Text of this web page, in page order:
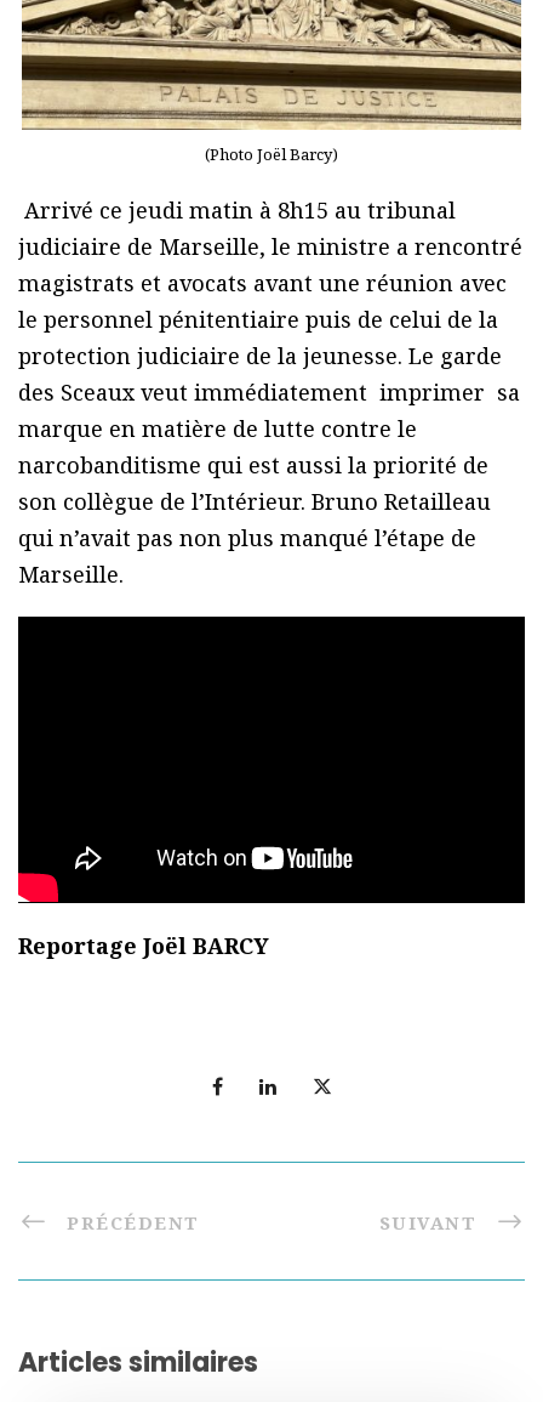
(Photo Joël Barcy)
Arrivé ce jeudi matin à 8h15 au tribunal
judiciaire de Marseille, le ministre a rencontré
magistrats et avocats avant une réunion avec
le personnel pénitentiaire puis de celui de la
protection judiciaire de la jeunesse. Le garde
des Sceaux veut immédiatement imprimer sa
marque en matière de lutte contre le
narcobanditisme qui est aussi la priorité de
son collègue de l’Intérieur. Bruno Retailleau
qui n’avait pas non plus manqué l’étape de
Marseille.
Reportage Joël BARCY
PRÉCÉDENT SUIVANT
Articles similaires